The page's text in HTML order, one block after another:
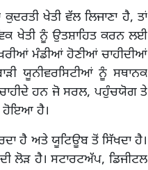
ਖੇਤੀ ਵੱਲ ਲਿਜਾਣਾ ਹੈ, ਤਾਂ
ਖੇਤੀ ਨੂੰ ਉਤਸ਼ਾਹਿਤ ਕਰਨ ਲਈ
ਮੰਡੀਆਂ ਹੋਣੀਆਂ ਚਾਹੀਦੀਆਂ
ਯੂਨੀਵਰਸਿਟੀਆਂ ਨੂੰ ਸਥਾਨਕ
ਹਨ ਜੋ ਸਰਲ, ਪਹੁੰਚਯੋਗ ਤੇ
ਹੋਇਆ ਹੈ।
ਹੈ ਅਤੇ ਯੂਟਿਊਬ ਤੋਂ ਸਿੱਖਦਾ ਹੈ।
ਲੋੜ ਹੈ। ਸਟਾਰਟਅੱਪ, ਡਿਜੀਟਲ